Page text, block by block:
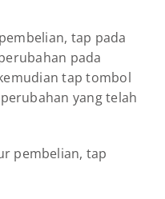
tap pada
pada
tap tombol
yang telah
pembelian, tap